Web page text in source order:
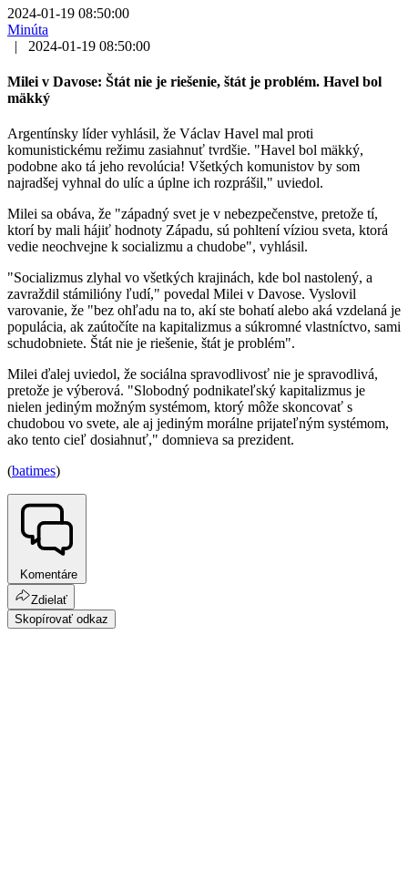
2024-01-19 08:50:00
Minúta
|
2024-01-19 08:50:00
Milei v Davose: Štát nie je riešenie, štát je problém. Havel bol
mäkký
Argentínsky líder vyhlásil, že Václav Havel mal proti
komunistickému režimu zasiahnuť tvrdšie. "Havel bol mäkký,
podobne ako tá jeho revolúcia! Všetkých komunistov by som
najradšej vyhnal do ulíc a úplne ich rozprášil," uviedol.
Milei sa obáva, že "západný svet je v nebezpečenstve, pretože tí,
ktorí by mali hájiť hodnoty Západu, sú pohltení víziou sveta, ktorá
vedie neochvejne k socializmu a chudobe", vyhlásil.
"Socializmus zlyhal vo všetkých krajinách, kde bol nastolený, a
zavraždil stámilióny ľudí," povedal Milei v Davose. Vyslovil
varovanie, že "bez ohľadu na to, akí ste bohatí alebo aká vzdelaná je
populácia, ak zaútočíte na kapitalizmus a súkromné ​​vlastníctvo, sami
schudobniete. Štát nie je riešenie, štát je problém".
Milei ďalej uviedol, že sociálna spravodlivosť nie je spravodlivá,
pretože je výberová. "Slobodný podnikateľský kapitalizmus je
nielen jediným možným systémom, ktorý môže skoncovať s
chudobou vo svete, ale aj jediným morálne prijateľným systémom,
ako tento cieľ dosiahnuť," domnieva sa prezident.
(batimes)
Komentáre
Zdielať
Skopírovať odkaz